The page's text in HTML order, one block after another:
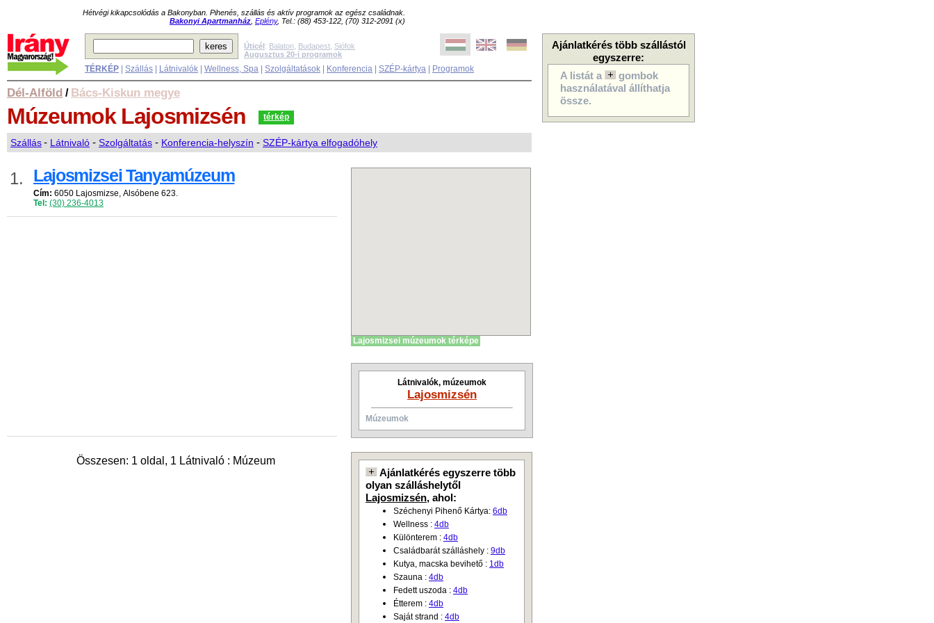
Hétvégi kikapcsolódás a Bakonyban. Pihenés, szállás és aktív programok az egész családnak.
Bakonyi Apartmanház Eplény, Tel.: (88) 453-122, (70) 312-2091 (x)
Ajánlatkérés több szállástól
egyszerre:
A listát a
gombok
használatával állíthatja
össze.
Úticél: Balaton Budapest Siófok
Augusztus 20-i programok
TÉRKÉP Szállás Látnivalók Wellness, Spa Szolgáltatások Konferencia SZÉP-kártya Programok
Dél-Alföld / Bács-Kiskun megye
Múzeumok Lajosmizsén térkép
Szállás- Látnivaló - Szolgáltatás - Konferencia-helyszín - SZÉP-kártya elfogadóhely
1. Lajosmizsei Tanyamúzeum
Cím: 6050 Lajosmizse, Alsóbene 623.
Tel: (30) 236-4013
Összesen: 1 oldal, 1 Látnivaló : Múzeum
Lajosmizsei múzeumok térképe
Látnivalók, múzeumok
Lajosmizsén
Múzeumok
Ajánlatkérés egyszerre több
olyan szálláshelytől
Lajosmizsén, ahol:
Széchenyi Pihenő Kártya: 6db
Wellness : 4db
Különterem : 4db
Családbarát szálláshely : 9db
Kutya, macska bevihető : 1db
Szauna : 4db
Fedett uszoda : 4db
Étterem : 4db
Saját strand : 4db